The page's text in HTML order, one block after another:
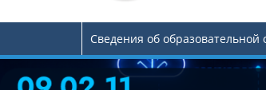
Сведения об образовательной